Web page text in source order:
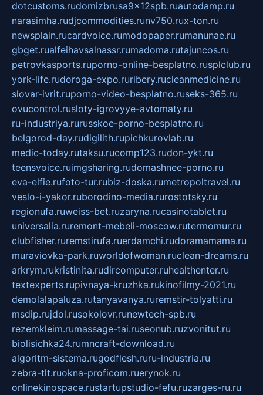
dotcustoms.rudomizbrusa9x12spb.ruautodamp.ru
narasimha.rudjcommodities.runv750.rux-ton.ru
newsplain.rucardvoice.rumodopaper.rumanunae.ru
gbget.rualfeihavsalnassr.rumadoma.rutajuncos.ru
petrovkasports.ruporno-online-besplatno.rusplclub.ru
york-life.rudoroga-expo.ruribery.rucleanmedicine.ru
slovar-ivrit.ruporno-video-besplatno.ruseks-365.ru
ovucontrol.rusloty-igrovyye-avtomaty.ru
ru-industriya.rurusskoe-porno-besplatno.ru
belgorod-day.rudigilith.rupichkurovlab.ru
medic-today.rutaksu.rucomp123.rudon-ykt.ru
teensvoice.ruimgsharing.rudomashnee-porno.ru
eva-elfie.rufoto-tur.rubiz-doska.rumetropoltravel.ru
veslo-i-yakor.ruborodino-media.rurostotsky.ru
regionufa.ruweiss-bet.ruzaryna.rucasinotablet.ru
universalia.ruremont-mebeli-moscow.rutermomur.ru
clubfisher.ruremstirufa.ruerdamchi.rudoramamama.ru
muraviovka-park.ruworldofwoman.ruclean-dreams.ru
arkrym.rukristinita.rudircomputer.ruhealthenter.ru
textexperts.rupivnaya-kruzhka.rukinofilmy-2021.ru
demolalapaluza.rutanyavanya.ruremstir-tolyatti.ru
msdip.rujdol.rusokolovr.runewtech-spb.ru
rezemkleim.rumassage-tai.ruseonub.ruzvonitut.ru
biolisichka24.rumncraft-download.ru
algoritm-sistema.rugodflesh.ruru-industria.ru
zebra-tlt.ruokna-proficom.ruerynok.ru
onlinekinospace.rustartupstudio-fefu.ruzarges-ru.ru